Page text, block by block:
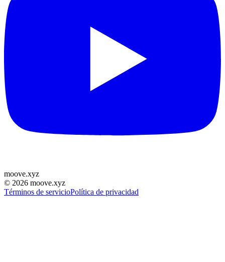
moove.xyz
© 2026 moove.xyz
Términos de servicioPolítica de privacidad